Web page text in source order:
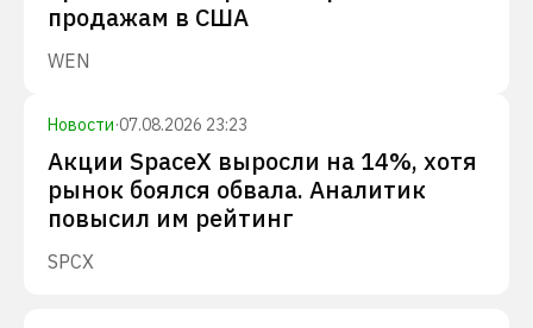
продажам в США
WEN
Новости·07.08.2026 23:23
Акции SpaceX выросли на 14%, хотя
рынок боялся обвала. Аналитик
повысил им рейтинг
SPCX